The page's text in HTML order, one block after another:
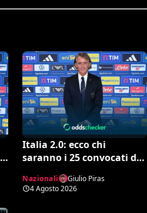
Italia 2.0: ecco chi
saranno i 25 convocati di
conferme e sorprese
Nazionali
Giulio Piras
4 Agosto 2026